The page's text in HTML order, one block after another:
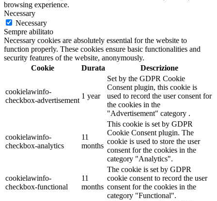
browsing experience.
Necessary
Necessary
Sempre abilitato
Necessary cookies are absolutely essential for the website to
function properly. These cookies ensure basic functionalities and
security features of the website, anonymously.
Cookie
Durata Descrizione
cookielawinfo-
checkbox-advertisement
1 year
Set by the GDPR Cookie
Consent plugin, this cookie is
used to record the user consent for
the cookies in the
"Advertisement" category .
cookielawinfo-
checkbox-analytics
11
months
This cookie is set by GDPR
Cookie Consent plugin. The
cookie is used to store the user
consent for the cookies in the
category "Analytics".
cookielawinfo-
checkbox-functional
11
months
The cookie is set by GDPR
cookie consent to record the user
consent for the cookies in the
category "Functional".